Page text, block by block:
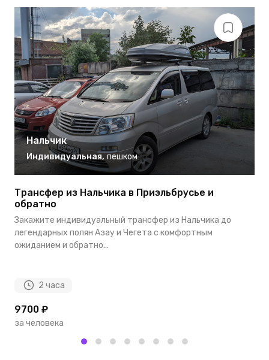
Нальчик
Индивидуальная, пешком
Трансфер из Нальчика в Приэльбрусье и
обратно
Закажите индивидуальный трансфер из Нальчика до
легендарных полян Азау и Чегета с комфортным
ожиданием и обратно...
2 часа
9700 ₽
за человека